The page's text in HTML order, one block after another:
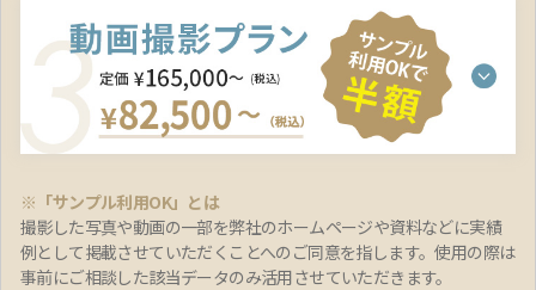
※「サンプル利用OK」とは
撮影した写真や動画の一部を弊社のホームページや資料などに実績
例として掲載させていただくことへのご同意を指します。使用の際は
事前にご相談した該当データのみ活用させていただきます。